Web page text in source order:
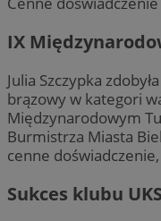
IX
Julia Szczypka
brązowy w kategori
Międzynarodowym
Burmistrza Miasta
cenne
Sukces klubu